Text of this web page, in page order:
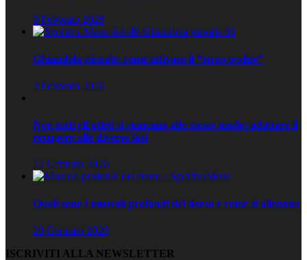
9 Febbraio 2026
Ghiandola pineale: come attivare il “terzo occhio”
3 Febbraio 2026
Non tutti gli atleti si stancano allo stesso modo: adattare il
recupero alle diverse fasi
22 Gennaio 2026
Quali sono i muscoli profondi del dorso e come si allenano
20 Gennaio 2026
ISCRIVITI ALLA NEWSLETTER